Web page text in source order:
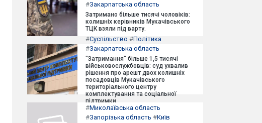
#Закарпатська область
Затримано більше тисячі чоловіків:
колишніх керівників Мукачівського
ТЦК взяли під варту.
#Суспільство #Політика
#Закарпатська область
"Затримання" більше 1,5 тисячі
військовослужбовців: суд ухвалив
рішення про арешт двох колишніх
посадовців Мукачівського
територіального центру
комплектування та соціальної
підтримки.
#Миколаївська область
#Запорізька область #Київ